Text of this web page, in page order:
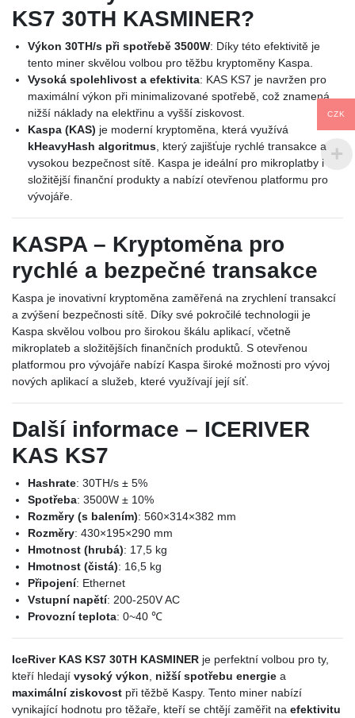
KS7 30TH KASMINER?
Výkon 30TH/s při spotřebě 3500W: Díky této efektivitě je
tento miner skvělou volbou pro těžbu kryptoměny Kaspa.
Vysoká spolehlivost a efektivita: KAS KS7 je navržen pro
maximální výkon při minimalizované spotřebě, což znamená
nižší náklady na elektřinu a vyšší ziskovost.
Kaspa (KAS) je moderní kryptoměna, která využívá
kHeavyHash algoritmus , který zajišťuje rychlé transakce a
vysokou bezpečnost sítě. Kaspa je ideální pro mikroplatby i
složitější finanční produkty a nabízí otevřenou platformu pro
vývojáře.
KASPA – Kryptoměna pro
rychlé a bezpečné transakce
Kaspa je inovativní kryptoměna zaměřená na zrychlení transakcí
a zvýšení bezpečnosti sítě. Díky své pokročilé technologii je
Kaspa skvělou volbou pro širokou škálu aplikací, včetně
mikroplateb a složitějších finančních produktů. S otevřenou
platformou pro vývojáře nabízí Kaspa široké možnosti pro vývoj
nových aplikací a služeb, které využívají její síť.
Další informace – ICERIVER
KAS KS7
Hashrate: 30TH/s ± 5%
Spotřeba: 3500W ± 10%
Rozměry (s balením): 560×314×382 mm
Rozměry: 430×195×290 mm
Hmotnost (hrubá): 17,5 kg
Hmotnost (čistá): 16,5 kg
Připojení: Ethernet
Vstupní napětí: 200-250V AC
Provozní teplota: 0~40 ℃
IceRiver KAS KS7 30TH KASMINER je perfektní volbou pro ty,
kteří hledají vysoký výkon nižší spotřebu energie a
maximální ziskovost při těžbě Kaspy. Tento miner nabízí
vynikající hodnotu pro těžaře, kteří se chtějí zaměřit na efektivitu
CZK